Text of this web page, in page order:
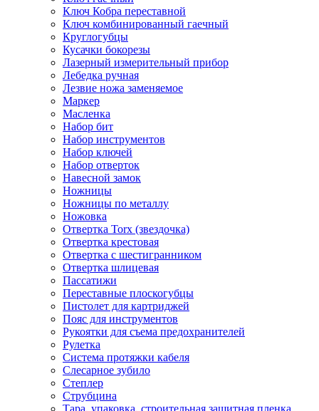
Ключ Кобра переставной
Ключ комбинированный гаечный
Круглогубцы
Кусачки бокорезы
Лазерный измерительный прибор
Лебедка ручная
Лезвие ножа заменяемое
Маркер
Масленка
Набор бит
Набор инструментов
Набор ключей
Набор отверток
Навесной замок
Ножницы
Ножницы по металлу
Ножовка
Отвертка Torx (звездочка)
Отвертка крестовая
Отвертка с шестигранником
Отвертка шлицевая
Пассатижи
Переставные плоскогубцы
Пистолет для картриджей
Пояс для инструментов
Рукоятки для съема предохранителей
Рулетка
Система протяжки кабеля
Слесарное зубило
Степлер
Струбцина
Тара, упаковка, строительная защитная пленка